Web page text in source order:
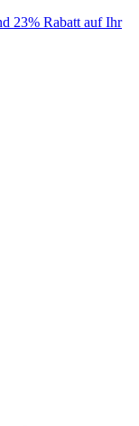
23% Rabatt auf Ihr